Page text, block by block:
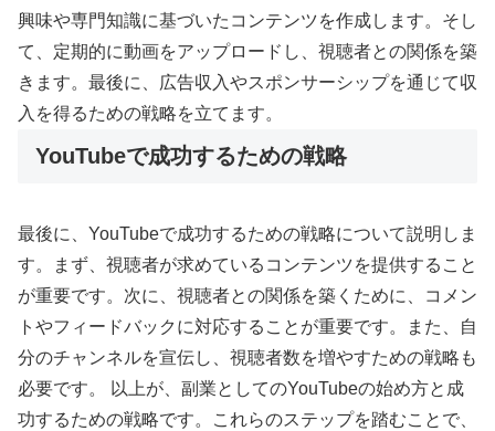
興味や専門知識に基づいたコンテンツを作成します。そし
て、定期的に動画をアップロードし、視聴者との関係を築
きます。最後に、広告収入やスポンサーシップを通じて収
入を得るための戦略を立てます。
YouTubeで成功するための戦略
最後に、YouTubeで成功するための戦略について説明しま
す。まず、視聴者が求めているコンテンツを提供すること
が重要です。次に、視聴者との関係を築くために、コメン
トやフィードバックに対応することが重要です。また、自
分のチャンネルを宣伝し、視聴者数を増やすための戦略も
必要です。 以上が、副業としてのYouTubeの始め方と成
功するための戦略です。これらのステップを踏むことで、